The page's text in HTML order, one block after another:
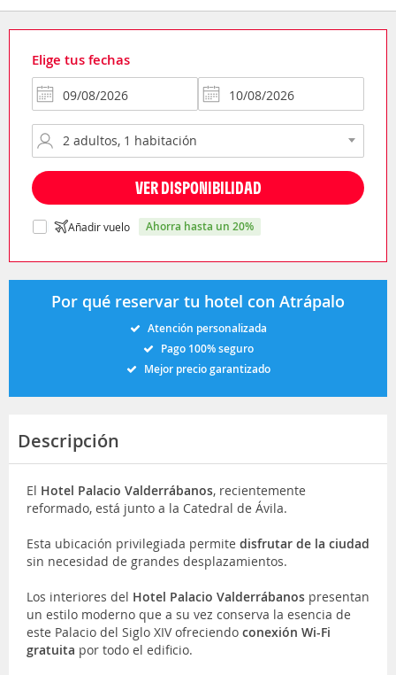
Elige tus fechas
VER DISPONIBILIDAD
Añadir vuelo ahorra hasta un 20%
Por qué reservar tu hotel con Atrápalo
Atención personalizada
Pago 100% seguro
Mejor precio garantizado
Descripción
El Hotel Palacio Valderrábanos, recientemente
reformado, está junto a la Catedral de Ávila.
Esta ubicación privilegiada permite disfrutar de la ciudad
sin necesidad de grandes desplazamientos.
Los interiores del Hotel Palacio Valderrábanos presentan
un estilo moderno que a su vez conserva la esencia de
este Palacio del Siglo XIV ofreciendo conexión Wi-Fi
gratuita por todo el edificio.